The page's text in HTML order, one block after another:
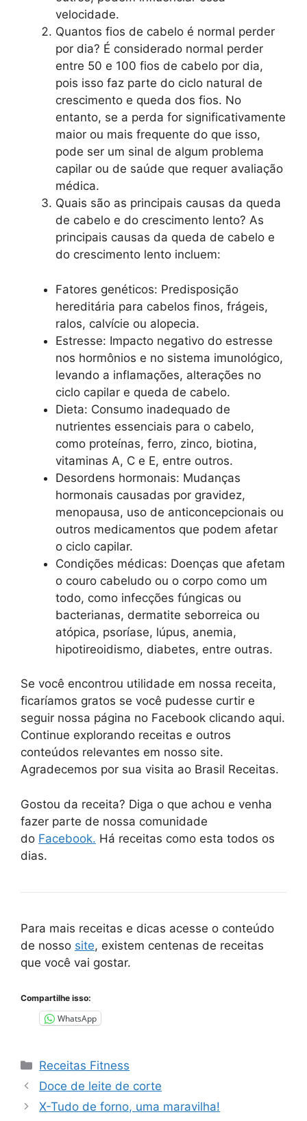
velocidade.
Quantos fios de cabelo é normal perder
por dia? É considerado normal perder
entre 50 e 100 fios de cabelo por dia,
pois isso faz parte do ciclo natural de
crescimento e queda dos fios. No
entanto, se a perda for significativamente
maior ou mais frequente do que isso,
pode ser um sinal de algum problema
capilar ou de saúde que requer avaliação
médica.
Quais são as principais causas da queda
de cabelo e do crescimento lento? As
principais causas da queda de cabelo e
do crescimento lento incluem:
Fatores genéticos: Predisposição
hereditária para cabelos finos, frágeis,
ralos, calvície ou alopecia.
Estresse: Impacto negativo do estresse
nos hormônios e no sistema imunológico,
levando a inflamações, alterações no
ciclo capilar e queda de cabelo.
Dieta: Consumo inadequado de
nutrientes essenciais para o cabelo,
como proteínas, ferro, zinco, biotina,
vitaminas A, C e E, entre outros.
Desordens hormonais: Mudanças
hormonais causadas por gravidez,
menopausa, uso de anticoncepcionais ou
outros medicamentos que podem afetar
o ciclo capilar.
Condições médicas: Doenças que afetam
o couro cabeludo ou o corpo como um
todo, como infecções fúngicas ou
bacterianas, dermatite seborreica ou
atópica, psoríase, lúpus, anemia,
hipotireoidismo, diabetes, entre outras.
Se você encontrou utilidade em nossa receita,
ficaríamos gratos se você pudesse curtir e
seguir nossa página no Facebook clicando aqui.
Continue explorando receitas e outros
conteúdos relevantes em nosso site.
Agradecemos por sua visita ao Brasil Receitas.
Gostou da receita? Diga o que achou e venha
fazer parte de nossa comunidade
do Facebook. Há receitas como esta todos os
dias.
Para mais receitas e dicas acesse o conteúdo
de nosso site, existem centenas de receitas
que você vai gostar.
Compartilhe isso:
WhatsApp
Categorias
Receitas Fitness
Doce de leite de corte
X-Tudo de forno, uma maravilha!